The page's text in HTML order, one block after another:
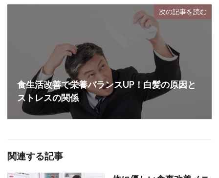
次の記事を読む
食生活改善で栄養バランスUP！白髪の原因と
ストレスの関係
関連する記事